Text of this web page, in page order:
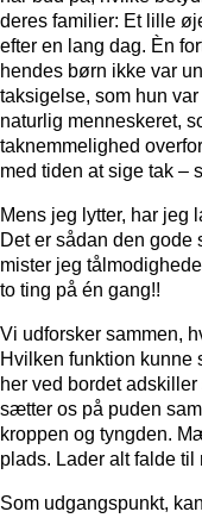
deres familier: Et lille
efter en lang dag. Èn
hendes børn ikke var
taksigelse, som hun
naturlig menneskeret,
taknemmelighed
med tiden at sige tak –
Mens jeg lytter, har jeg
Det er sådan den gode
mister jeg
to ting på én gang!!
Vi udforsker sammen,
Hvilken funktion
her ved bordet
sætter os på puden
kroppen og tyngden.
plads. Lader alt falde til
Som udgangspunkt,